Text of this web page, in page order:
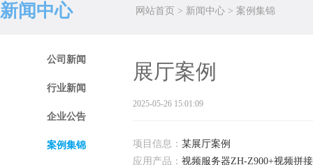
新闻中心 网站首页 > 新闻中心 > 案例集锦
公司新闻
行业新闻
企业公告
案例集锦
展厅案例
2025-05-26 15:01:09
项目信息： 某展厅案例
应用产品： 视频服务器ZH-Z900+视频拼